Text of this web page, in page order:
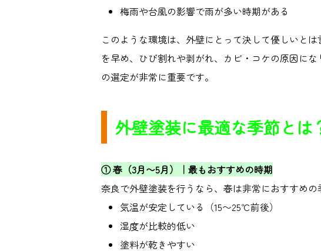
梅雨や台風の影響で雨が多い時期がある
このような環境は、外壁にとって決して優しいと
を早め、ひび割れや剥がれ、カビ・コケの原因に
の選定が非常に重要です。
外壁塗装に最適な季節とは
①春（3月〜5月）｜最もおすすめの時期
奈良で外壁塗装を行うなら、春は非常におすすめの
気温が安定している（15〜25℃前後）
湿度が比較的低い
塗料が乾きやすい